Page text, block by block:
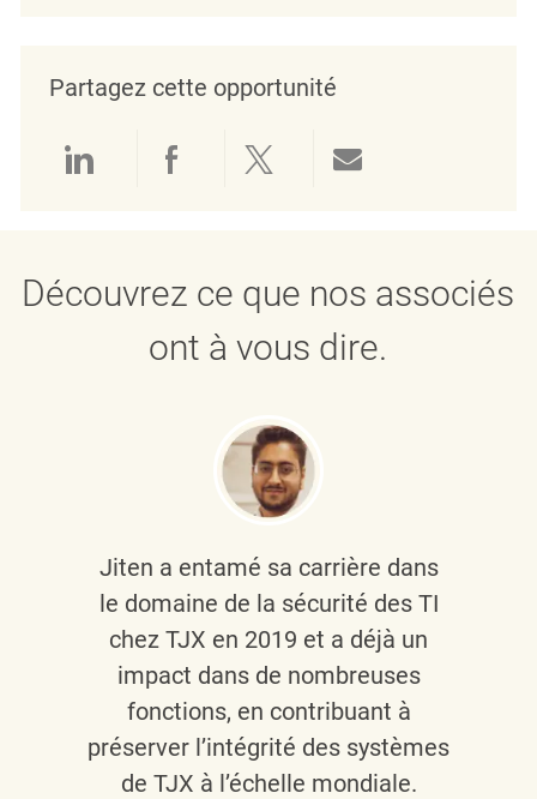
Partagez cette opportunité
Partager via LinkedIn
Partager via Facebook
Partager via twitter
Découvrez ce que nos associés
ont à vous dire.
Jiten a entamé sa carrière dans
le domaine de la sécurité des TI
chez TJX en 2019 et a déjà un
impact dans de nombreuses
fonctions, en contribuant à
préserver l’intégrité des systèmes
de TJX à l’échelle mondiale.